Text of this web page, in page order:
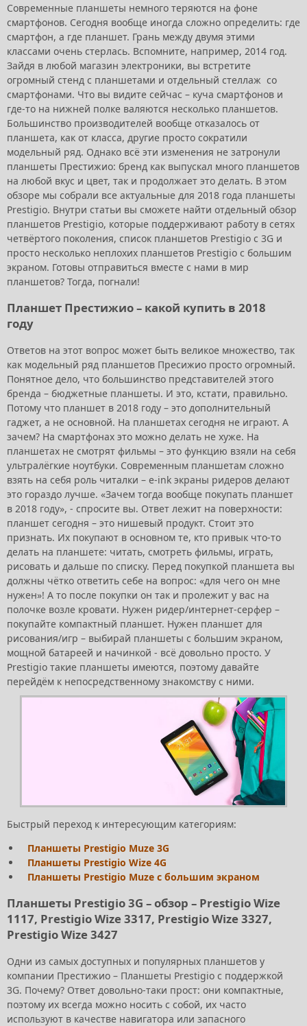
Современные планшеты немного теряются на фоне
смартфонов. Сегодня вообще иногда сложно определить: где
смартфон, а где планшет. Грань между двумя этими
классами очень стерлась. Вспомните, например, 2014 год.
Зайдя в любой магазин электроники, вы встретите
огромный стенд с планшетами и отдельный стеллаж со
смартфонами. Что вы видите сейчас – куча смартфонов и
где-то на нижней полке валяются несколько планшетов.
Большинство производителей вообще отказалось от
планшета, как от класса, другие просто сократили
модельный ряд. Однако всё эти изменения не затронули
планшеты Престижио: бренд как выпускал много планшетов
на любой вкус и цвет, так и продолжает это делать. В этом
обзоре мы собрали все актуальные для 2018 года планшеты
Prestigio. Внутри статьи вы сможете найти отдельный обзор
планшетов Prestigio, которые поддерживают работу в сетях
четвёртого поколения, список планшетов Prestigio с 3G и
просто несколько неплохих планшетов Prestigio с большим
экраном. Готовы отправиться вместе с нами в мир
планшетов? Тогда, погнали!
Планшет Престижио – какой купить в 2018
году
Ответов на этот вопрос может быть великое множество, так
как модельный ряд планшетов Пресижио просто огромный.
Понятное дело, что большинство представителей этого
бренда – бюджетные планшеты. И это, кстати, правильно.
Потому что планшет в 2018 году – это дополнительный
гаджет, а не основной. На планшетах сегодня не играют. А
зачем? На смартфонах это можно делать не хуже. На
планшетах не смотрят фильмы – это функцию взяли на себя
ультралёгкие ноутбуки. Современным планшетам сложно
взять на себя роль читалки – e-ink экраны ридеров делают
это гораздо лучше. «Зачем тогда вообще покупать планшет
в 2018 году», - спросите вы. Ответ лежит на поверхности:
планшет сегодня – это нишевый продукт. Стоит это
признать. Их покупают в основном те, кто привык что-то
делать на планшете: читать, смотреть фильмы, играть,
рисовать и дальше по списку. Перед покупкой планшета вы
должны чётко ответить себе на вопрос: «для чего он мне
нужен»! А то после покупки он так и пролежит у вас на
полочке возле кровати. Нужен ридер/интернет-серфер –
покупайте компактный планшет. Нужен планшет для
рисования/игр – выбирай планшеты с большим экраном,
мощной батареей и начинкой - всё довольно просто. У
Prestigio такие планшеты имеются, поэтому давайте
перейдём к непосредственному знакомству с ними.
Быстрый переход к интересующим категориям:
Планшеты Prestigio Muze 3G
Планшеты Prestigio Wize 4G
Планшеты Prestigio Muze с большим экраном
Планшеты Prestigio 3G – обзор – Prestigio Wize
1117, Prestigio Wize 3317, Prestigio Wize 3327,
Prestigio Wize 3427
Одни из самых доступных и популярных планшетов у
компании Престижио – Планшеты Prestigio с поддержкой
3G. Почему? Ответ довольно-таки прост: они компактные,
поэтому их всегда можно носить с собой, их часто
используют в качестве навигатора или запасного